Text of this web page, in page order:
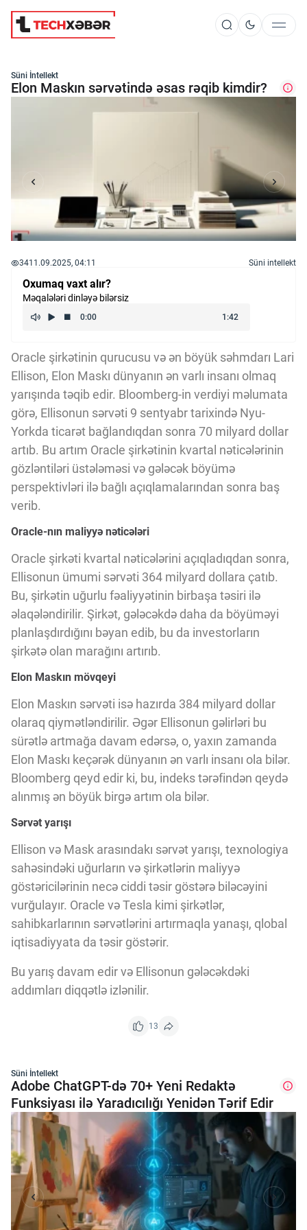
Süni İntellekt
Texnoloji İnkişaf
İnnovasiya və Startaplar
Robot və Cihazlar
Kriptovalyuta
ÇƏRƏZLƏR SİYASƏTİ
İSTIFADƏ ŞƏRTLƏRİ
MƏXFİLİK SİYASƏTİ
Vizyoner Baxışı
Innovasiya Bələdçisi
Gələcəyin Təhlili
Podkastlar
Süni İntellekt
Elon Maskın sərvətində əsas rəqib kimdir?
3411.09.2025, 04:11 Süni intellekt
Oxumaq vaxt alır?
Məqalələri dinləyə bilərsiz
Oracle şirkətinin qurucusu və ən böyük səhmdarı Lari
Ellison, Elon Maskı dünyanın ən varlı insanı olmaq
yarışında təqib edir. Bloomberg-in verdiyi məlumata
görə, Ellisonun sərvəti 9 sentyabr tarixində Nyu-
Yorkda ticarət bağlandıqdan sonra 70 milyard dollar
artıb. Bu artım Oracle şirkətinin kvartal nəticələrinin
gözləntiləri üstələməsi və gələcək böyümə
perspektivləri ilə bağlı açıqlamalarından sonra baş
verib.
Oracle-nın maliyyə nəticələri
Oracle şirkəti kvartal nəticələrini açıqladıqdan sonra,
Ellisonun ümumi sərvəti 364 milyard dollara çatıb.
Bu, şirkətin uğurlu fəaliyyətinin birbaşa təsiri ilə
əlaqələndirilir. Şirkət, gələcəkdə daha da böyüməyi
planlaşdırdığını bəyan edib, bu da investorların
şirkətə olan marağını artırıb.
Elon Maskın mövqeyi
Elon Maskın sərvəti isə hazırda 384 milyard dollar
olaraq qiymətləndirilir. Əgər Ellisonun gəlirləri bu
sürətlə artmağa davam edərsə, o, yaxın zamanda
Elon Maskı keçərək dünyanın ən varlı insanı ola bilər.
Bloomberg qeyd edir ki, bu, indeks tərəfindən qeydə
alınmış ən böyük birgə artım ola bilər.
Sərvət yarışı
Ellison və Mask arasındakı sərvət yarışı, texnologiya
sahəsindəki uğurların və şirkətlərin maliyyə
göstəricilərinin necə ciddi təsir göstərə biləcəyini
vurğulayır. Oracle və Tesla kimi şirkətlər,
sahibkarlarının sərvətlərini artırmaqla yanaşı, qlobal
iqtisadiyyata da təsir göstərir.
Bu yarış davam edir və Ellisonun gələcəkdəki
addımları diqqətlə izlənilir.
13
Süni İntellekt
Adobe ChatGPT-də 70+ Yeni Redaktə
Funksiyası ilə Yaradıcılığı Yenidən Tərif Edir